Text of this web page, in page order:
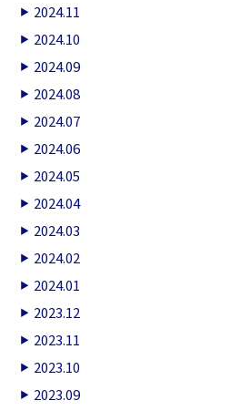
2024.11
2024.10
2024.09
2024.08
2024.07
2024.06
2024.05
2024.04
2024.03
2024.02
2024.01
2023.12
2023.11
2023.10
2023.09